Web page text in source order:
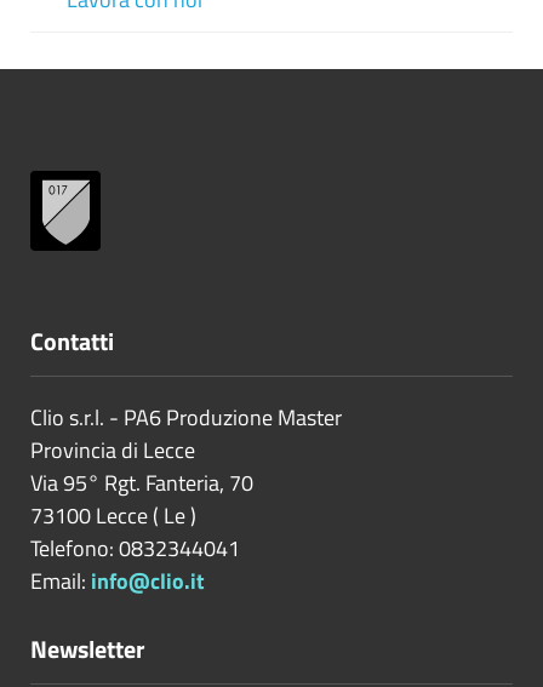
Contatti
Clio s.r.l. - PA6 Produzione Master
Provincia di Lecce
Via 95° Rgt. Fanteria, 70
73100Lecce( Le)
Telefono: 0832344041
Email: info@clio.it
Newsletter